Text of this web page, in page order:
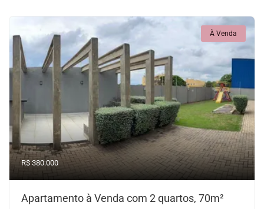
À Venda
R$ 380.000
Apartamento à Venda com 2 quartos, 70m²